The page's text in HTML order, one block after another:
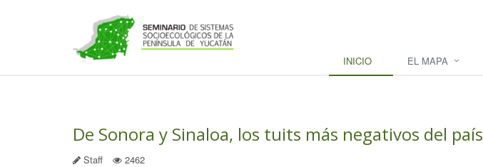
INICIO EL MAPA
De Sonora y Sinaloa, los tuits más negativos del país
Staff
2462